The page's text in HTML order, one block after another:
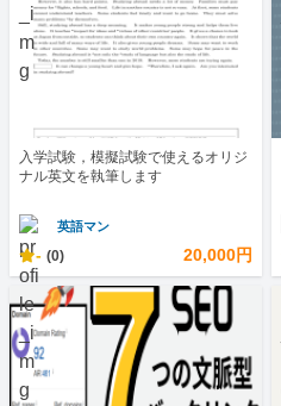
入学試験，模擬試験で使えるオリジ
ナル英文を執筆します
英語マン
- (0) 20,000円